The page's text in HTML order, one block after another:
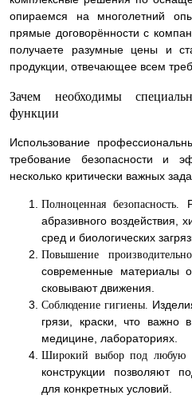
опираемся на многолетний
прямые договорённости с
получаете разумные цены и
продукции, отвечающее всем
Зачем необходимы
функции
Использование
требование безопасности и
несколько критически важных
Полноценная безопасность.
абразивного воздействия,
сред и биологических
Повышение
современные материалы
сковывают движения.
Соблюдение гигиены.
грязи, краски, что важно
медицине, лабораториях.
Широкий выбор под любую
конструкции позволяют
для конкретных условий.